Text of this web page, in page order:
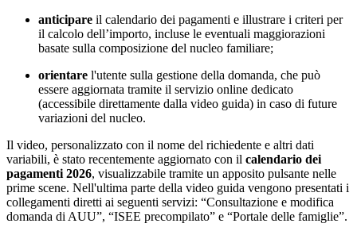
anticipare il calendario dei pagamenti e illustrare i criteri per
il calcolo dell’importo, incluse le eventuali maggiorazioni
basate sulla composizione del nucleo familiare;
orientare l'utente sulla gestione della domanda, che può
essere aggiornata tramite il servizio online dedicato
(accessibile direttamente dalla video guida) in caso di future
variazioni del nucleo.
Il video, personalizzato con il nome del richiedente e altri dati
variabili, è stato recentemente aggiornato con il calendario dei
pagamenti 2026, visualizzabile tramite un apposito pulsante nelle
prime scene. Nell'ultima parte della video guida vengono presentati i
collegamenti diretti ai seguenti servizi: “Consultazione e modifica
domanda di AUU”, “ISEE precompilato” e “Portale delle famiglie”.